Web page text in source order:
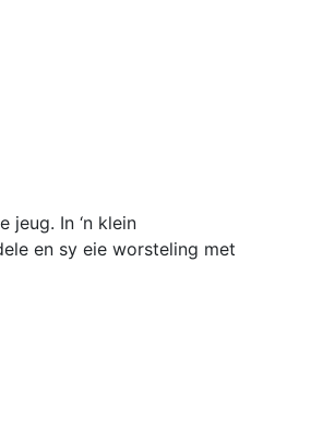
jeug. In ‘n klein
en sy eie worsteling met